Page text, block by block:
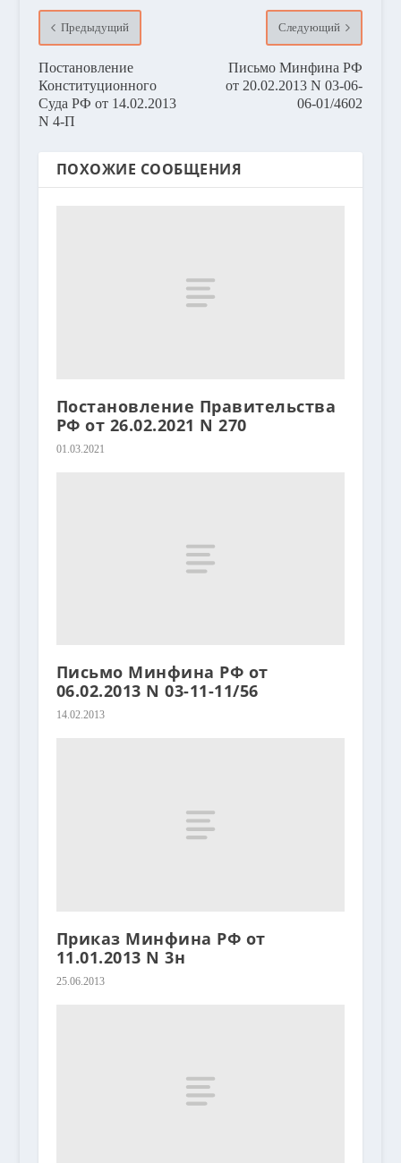
Предыдущий
Постановление
Конституционного
Суда РФ от 14.02.2013
N 4-П
Следующий
Письмо Минфина РФ
от 20.02.2013 N 03-06-
06-01/4602
ПОХОЖИЕ СООБЩЕНИЯ
Постановление Правительства
РФ от 26.02.2021 N 270
01.03.2021
Письмо Минфина РФ от
06.02.2013 N 03-11-11/56
14.02.2013
Приказ Минфина РФ от
11.01.2013 N 3н
25.06.2013